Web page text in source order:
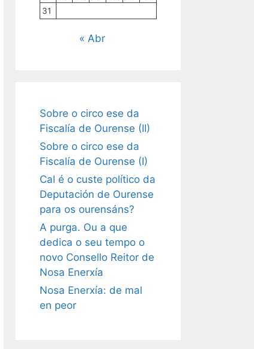
31
« Abr
Sobre o circo ese da
Fiscalía de Ourense (II)
Sobre o circo ese da
Fiscalía de Ourense (I)
Cal é o custe político da
Deputación de Ourense
para os ourensáns?
A purga. Ou a que
dedica o seu tempo o
novo Consello Reitor de
Nosa Enerxía
Nosa Enerxía: de mal
en peor